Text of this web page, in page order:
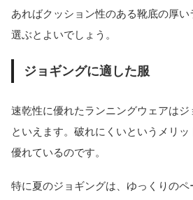
あればクッション性のある靴底の厚
選ぶとよいでしょう。
ジョギングに適した服
速乾性に優れたランニングウェアは
といえます。破れにくいというメリ
優れているのです。
特に夏のジョギングは、ゆっくりのペ